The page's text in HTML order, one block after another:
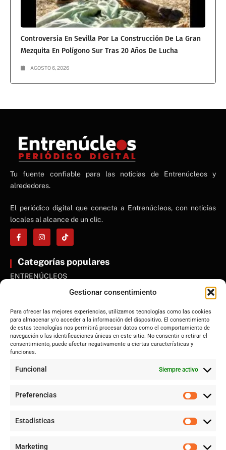
Gestionar consentimiento
Para ofrecer las mejores experiencias, utilizamos tecnologías como las cookies
para almacenar y/o acceder a la información del dispositivo. El consentimiento
de estas tecnologías nos permitirá procesar datos como el comportamiento de
navegación o las identificaciones únicas en este sitio. No consentir o retirar el
consentimiento, puede afectar negativamente a ciertas características y
funciones.
Funcional Siempre activo
Preferencias
Estadísticas
Marketing
Controversia En Sevilla Por La Construcción De La Gran
Mezquita En Polígono Sur Tras 20 Años De Lucha
AGOSTO 6, 2026
NE
NEWS ELEMENTOR
Tu fuente confiable para las noticias de Entrenúcleos y
alrededores.
El periódico digital que conecta a Entrenúcleos, con noticias
locales al alcance de un clic.
Categorías populares
ENTRENÚCLEOS
Andalucía
Internacional
Tecnología
Sociedad
Jujutsu Kaisen: cuándo el shōnen decidió crecer sin perder su